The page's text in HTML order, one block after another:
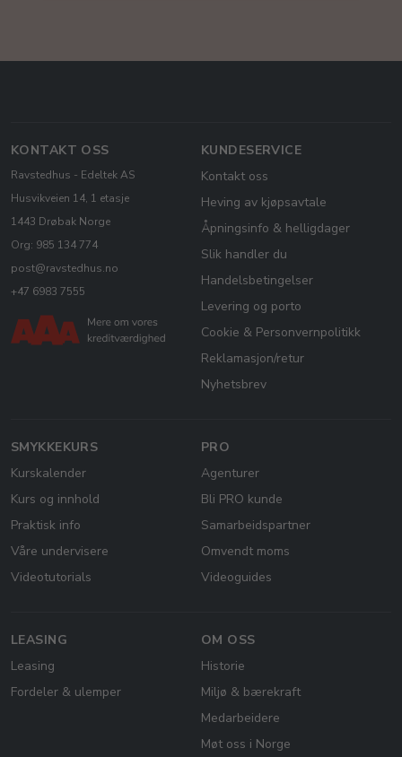
KONTAKT OSS
Ravstedhus - Edeltek AS
Husvikveien 14, 1 etasje
1443 Drøbak Norge
Org: 985 134 774
post@ravstedhus.no
+47 6983 7555
KUNDESERVICE
Kontakt oss
Heving av kjøpsavtale
Åpningsinfo & helligdager
Slik handler du
Handelsbetingelser
Levering og porto
Cookie & Personvernpolitikk
Reklamasjon/retur
Nyhetsbrev
SMYKKEKURS
Kurskalender
Kurs og innhold
Praktisk info
Våre undervisere
Videotutorials
PRO
Agenturer
Bli PRO kunde
Samarbeidspartner
Omvendt moms
Videoguides
LEASING
Leasing
Fordeler & ulemper
OM OSS
Historie
Miljø & bærekraft
Medarbeidere
Møt oss i Norge